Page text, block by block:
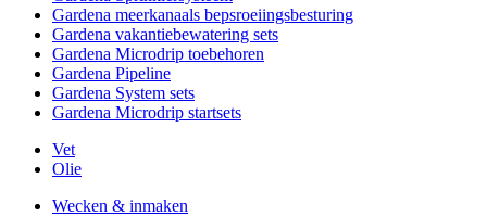
Gardena meerkanaals bepsroeiingsbesturing
Gardena vakantiebewatering sets
Gardena Microdrip toebehoren
Gardena Pipeline
Gardena System sets
Gardena Microdrip startsets
Vet
Olie
Wecken & inmaken